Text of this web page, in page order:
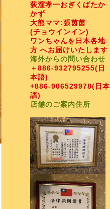
荻漥孝一おぎくばたか
かず
大熊ママ:張茵茵
(チョウインイン)
ワンちゃんを日本各地
方 へお届けいたします
海外からの問い合わせ
＋886-932795255(日
本語)
+886-906529978(日本
語)
店舗のご案内住所